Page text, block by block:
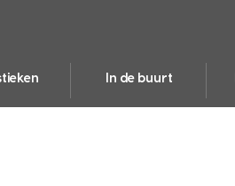
In de buurt